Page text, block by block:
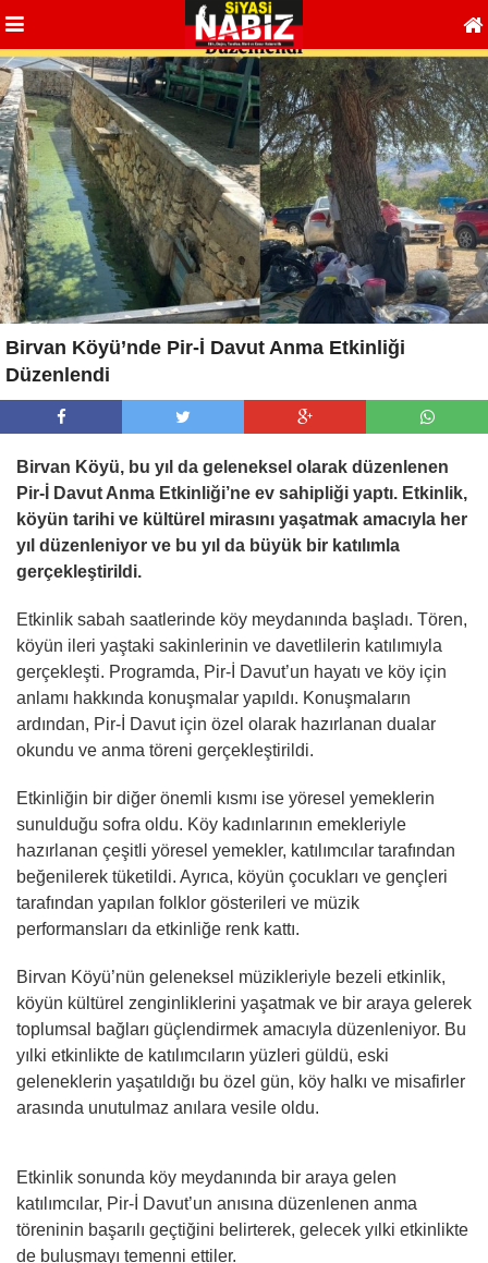
Birvan Köyü’nde Pir-İ Davut Anma Etkinliği
Düzenlendi
Birvan Köyü, bu yıl da geleneksel olarak düzenlenen
Pir-İ Davut Anma Etkinliği’ne ev sahipliği yaptı. Etkinlik,
köyün tarihi ve kültürel mirasını yaşatmak amacıyla her
yıl düzenleniyor ve bu yıl da büyük bir katılımla
gerçekleştirildi.
Etkinlik sabah saatlerinde köy meydanında başladı. Tören,
köyün ileri yaştaki sakinlerinin ve davetlilerin katılımıyla
gerçekleşti. Programda, Pir-İ Davut’un hayatı ve köy için
anlamı hakkında konuşmalar yapıldı. Konuşmaların
ardından, Pir-İ Davut için özel olarak hazırlanan dualar
okundu ve anma töreni gerçekleştirildi.
Etkinliğin bir diğer önemli kısmı ise yöresel yemeklerin
sunulduğu sofra oldu. Köy kadınlarının emekleriyle
hazırlanan çeşitli yöresel yemekler, katılımcılar tarafından
beğenilerek tüketildi. Ayrıca, köyün çocukları ve gençleri
tarafından yapılan folklor gösterileri ve müzik
performansları da etkinliğe renk kattı.
Birvan Köyü’nün geleneksel müzikleriyle bezeli etkinlik,
köyün kültürel zenginliklerini yaşatmak ve bir araya gelerek
toplumsal bağları güçlendirmek amacıyla düzenleniyor. Bu
yılki etkinlikte de katılımcıların yüzleri güldü, eski
geleneklerin yaşatıldığı bu özel gün, köy halkı ve misafirler
arasında unutulmaz anılara vesile oldu.
Etkinlik sonunda köy meydanında bir araya gelen
katılımcılar, Pir-İ Davut’un anısına düzenlenen anma
töreninin başarılı geçtiğini belirterek, gelecek yılki etkinlikte
de buluşmayı temenni ettiler.